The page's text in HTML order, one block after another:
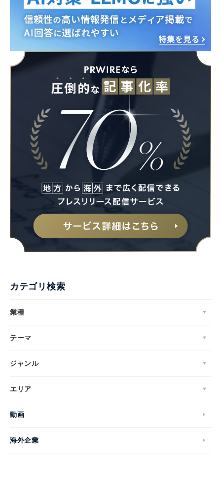
カテゴリ検索
業種
テーマ
ジャンル
エリア
動画
海外企業